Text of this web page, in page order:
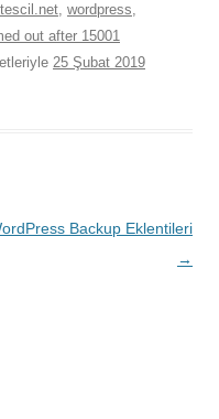
, wordpress,
out after 15001
25 Şubat 2019
Backup Eklentileri
→